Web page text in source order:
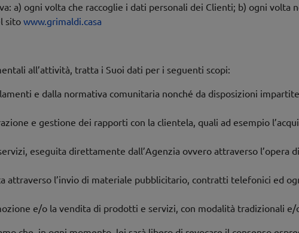
a) ogni volta che raccoglie i dati personali dei Clienti; b) ogni volta
sito www.grimaldi.casa
all’attività, tratta i Suoi dati per i seguenti scopi:
e dalla normativa comunitaria nonché da disposizioni
e gestione dei rapporti con la clientela, quali ad esempio
eseguita direttamente dall’Agenzia ovvero attraverso l’opera
l’invio di materiale pubblicitario, contratti telefonici ed
e/o la vendita di prodotti e servizi, con modalità tradizionali